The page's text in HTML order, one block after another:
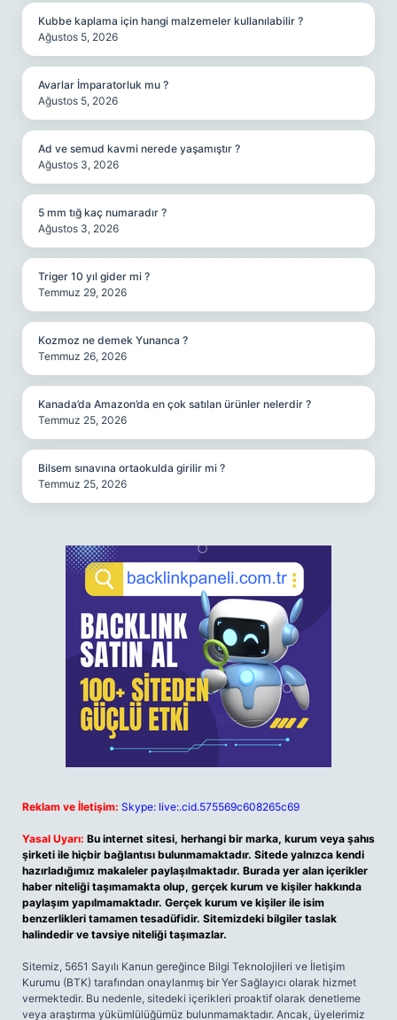
Kubbe kaplama için hangi malzemeler kullanılabilir ?
Ağustos 5, 2026
Avarlar İmparatorluk mu ?
Ağustos 5, 2026
Ad ve semud kavmi nerede yaşamıştır ?
Ağustos 3, 2026
5 mm tığ kaç numaradır ?
Ağustos 3, 2026
Triger 10 yıl gider mi ?
Temmuz 29, 2026
Kozmoz ne demek Yunanca ?
Temmuz 26, 2026
Kanada’da Amazon’da en çok satılan ürünler nelerdir ?
Temmuz 25, 2026
Bilsem sınavına ortaokulda girilir mi ?
Temmuz 25, 2026
Reklam ve İletişim: Skype: live:.cid.575569c608265c69
Yasal Uyarı: Bu internet sitesi, herhangi bir marka, kurum veya şahıs
şirketi ile hiçbir bağlantısı bulunmamaktadır. Sitede yalnızca kendi
hazırladığımız makaleler paylaşılmaktadır. Burada yer alan içerikler
haber niteliği taşımamakta olup, gerçek kurum ve kişiler hakkında
paylaşım yapılmamaktadır. Gerçek kurum ve kişiler ile isim
benzerlikleri tamamen tesadüfidir. Sitemizdeki bilgiler taslak
halindedir ve tavsiye niteliği taşımazlar.
Sitemiz, 5651 Sayılı Kanun gereğince Bilgi Teknolojileri ve İletişim
Kurumu (BTK) tarafından onaylanmış bir Yer Sağlayıcı olarak hizmet
vermektedir. Bu nedenle, sitedeki içerikleri proaktif olarak denetleme
veya araştırma yükümlülüğümüz bulunmamaktadır. Ancak, üyelerimiz